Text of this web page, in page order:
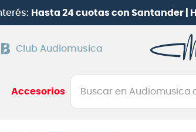
Hasta 24 cuotas con Santander |
Club Audiomusica
Accesorios
Buscar en